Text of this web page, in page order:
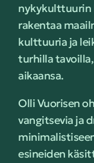
nykykulttuurin
rakentaa
kulttuuria ja
turhilla
aikaansa.
Olli Vuorisen
vangitsevia ja
esineiden